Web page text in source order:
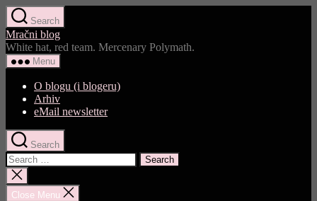
Skip
to
the
content
Search
Mračni blog
White hat, red team. Mercenary Polymath.
Menu
O blogu (i blogeru)
Arhiv
eMail newsletter
Search
Search
for:
Close
search
Close Menu